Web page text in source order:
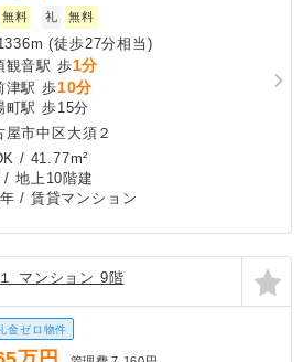
無料 礼 無料
(徒歩27分相当)
観音駅 歩1分
津駅 歩10分
町駅 歩15分
屋市中区大須２
/ 41.77m²
/ 地上10階建
/ 賃貸マンション
マンション 9階
金ゼロ物件